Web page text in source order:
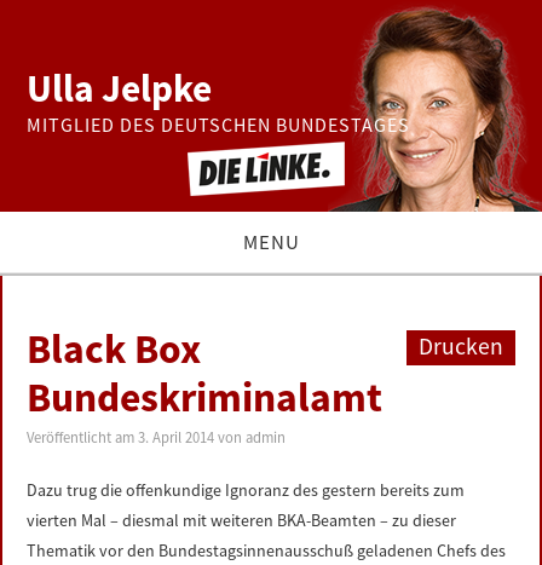
Ulla Jelpke
MITGLIED DES DEUTSCHEN BUNDESTAGES
MENU
BUNDESTAG
PRESSE
ZUR PERSON
Drucken
Black Box
Bundeskriminalamt
Veröffentlicht am3. April 2014 vonadmin
Dazu trug die offenkundige Ignoranz des gestern bereits zum
vierten Mal – diesmal mit weiteren BKA-Beamten – zu dieser
Thematik vor den Bundestagsinnenausschuß geladenen Chefs des